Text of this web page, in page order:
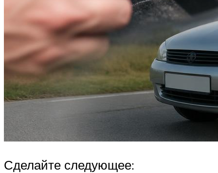
Сделайте следующее: